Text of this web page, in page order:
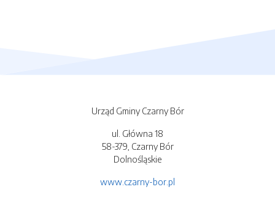
Urząd Gminy Czarny Bór
ul. Główna 18
58-379, Czarny Bór
Dolnośląskie
www.czarny-bor.pl